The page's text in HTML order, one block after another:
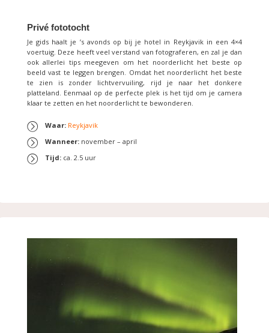
Privé fototocht
Je gids haalt je ’s avonds op bij je hotel in Reykjavik in een 4×4
voertuig. Deze heeft veel verstand van fotograferen, en zal je dan
ook allerlei tips meegeven om het noorderlicht het beste op
beeld vast te leggen brengen. Omdat het noorderlicht het beste
te zien is zonder lichtvervuiling, rijd je naar het donkere
platteland. Eenmaal op de perfecte plek is het tijd om je camera
klaar te zetten en het noorderlicht te bewonderen.
Waar: Reykjavik
Wanneer: november – april
Tijd: ca. 2.5 uur